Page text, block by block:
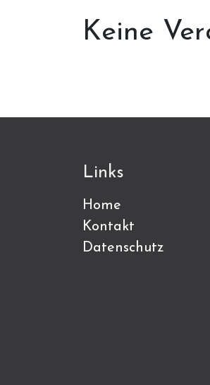
Keine
Links
Home
Kontakt
Datenschutz